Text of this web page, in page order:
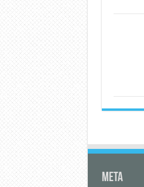
Meta